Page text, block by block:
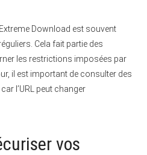
Download est souvent
Cela fait partie des
les restrictions imposées par
il est important de consulter des
l’URL peut changer
vos